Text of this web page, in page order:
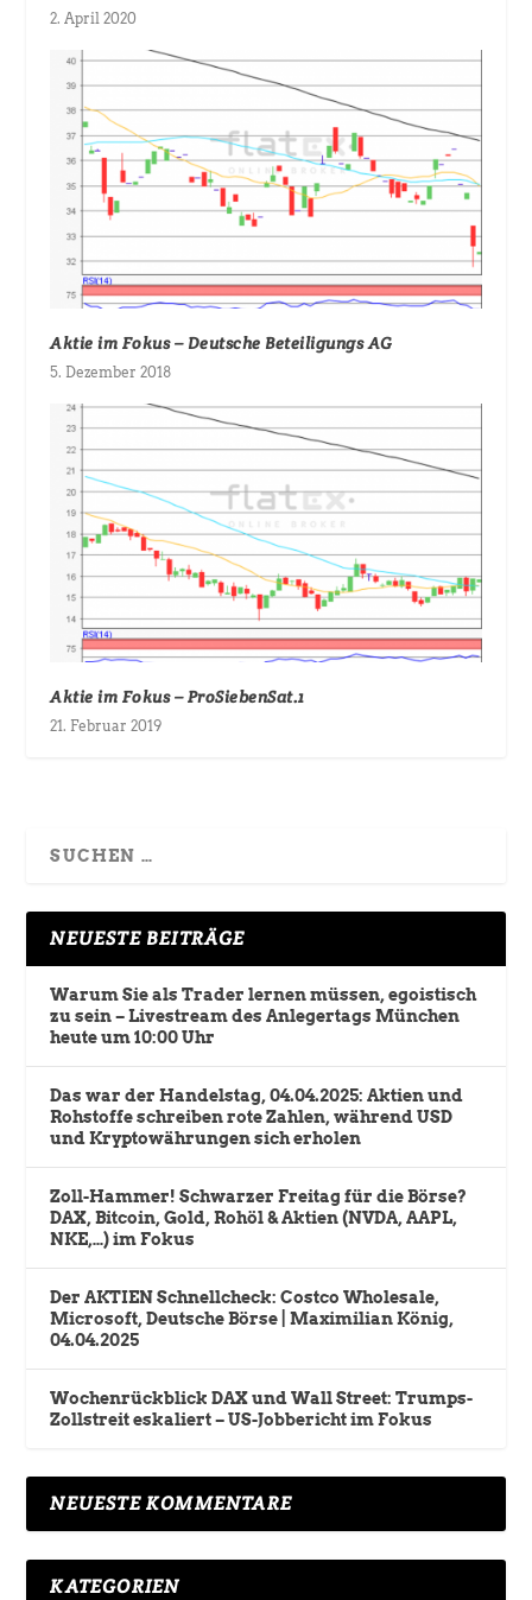
2. April 2020
Aktie im Fokus – Deutsche Beteiligungs AG
5. Dezember 2018
Aktie im Fokus – ProSiebenSat.1
21. Februar 2019
NEUESTE BEITRÄGE
Warum Sie als Trader lernen müssen, egoistisch
zu sein – Livestream des Anlegertags München
heute um 10:00 Uhr
Das war der Handelstag, 04.04.2025: Aktien und
Rohstoffe schreiben rote Zahlen, während USD
und Kryptowährungen sich erholen
Zoll-Hammer! Schwarzer Freitag für die Börse?
DAX, Bitcoin, Gold, Rohöl & Aktien (NVDA, AAPL,
NKE,…) im Fokus
Der AKTIEN Schnellcheck: Costco Wholesale,
Microsoft, Deutsche Börse | Maximilian König,
04.04.2025
Wochenrückblick DAX und Wall Street: Trumps-
Zollstreit eskaliert – US-Jobbericht im Fokus
NEUESTE KOMMENTARE
KATEGORIEN